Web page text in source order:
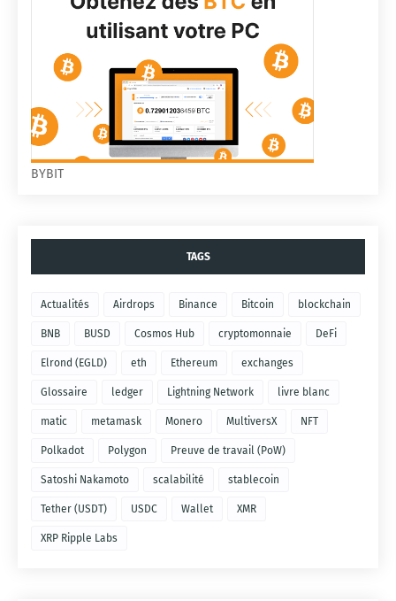
BYBIT
TAGS
Actualités Airdrops Binance Bitcoin blockchain
BNB BUSD Cosmos Hub cryptomonnaie DeFi
Elrond (EGLD) eth Ethereum exchanges
Glossaire ledger Lightning Network livre blanc
matic metamask Monero MultiversX NFT
Polkadot Polygon Preuve de travail (PoW)
Satoshi Nakamoto scalabilité stablecoin
Tether (USDT) USDC Wallet XMR
XRP Ripple Labs